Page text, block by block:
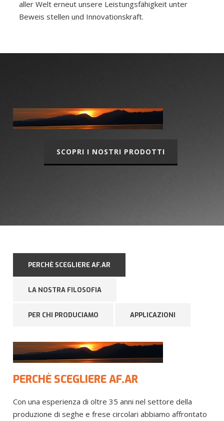
aller Welt erneut unsere Leistungsfähigkeit unter
Beweis stellen und Innovationskraft.
SCOPRI I NOSTRI PRODOTTI
PERCHÈ SCEGLIERE AF.AR
LA NOSTRA FILOSOFIA
PER CHI PRODUCIAMO APPLICAZIONI
PERCHÈ SCEGLIERE AF.AR
Con una esperienza di oltre 35 anni nel settore della
produzione di seghe e frese circolari abbiamo affrontato